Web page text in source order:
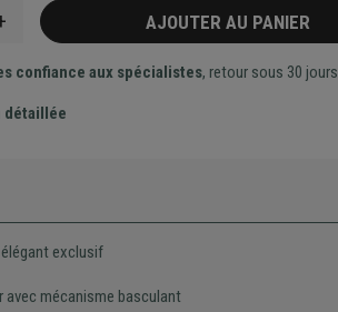
AJOUTER AU PANIER
confiance aux spécialistes, retour sous 30 jours
détaillée
élégant exclusif
avec mécanisme basculant